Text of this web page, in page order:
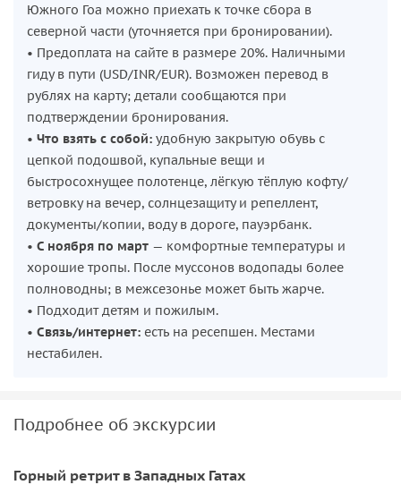
Южного Гоа можно приехать к точке сбора в
северной части (уточняется при бронировании).
• Предоплата на сайте в размере 20%. Наличными
гиду в пути (USD/INR/EUR). Возможен перевод в
рублях на карту; детали сообщаются при
подтверждении бронирования.
• Что взять с собой: удобную закрытую обувь с
цепкой подошвой, купальные вещи и
быстросохнущее полотенце, лёгкую тёплую кофту/
ветровку на вечер, солнцезащиту и репеллент,
документы/копии, воду в дороге, пауэрбанк.
• С ноября по март — комфортные температуры и
хорошие тропы. После муссонов водопады более
полноводны; в межсезонье может быть жарче.
• Подходит детям и пожилым.
• Связь/интернет: есть на ресепшен. Местами
нестабилен.
Подробнее об экскурсии
Горный ретрит в Западных Гатах